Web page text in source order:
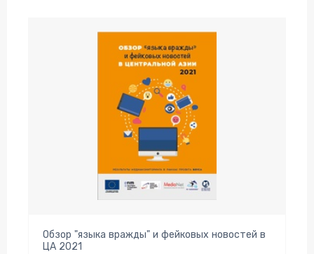
Обзор "языка вражды" и фейковых новостей в
ЦА 2021